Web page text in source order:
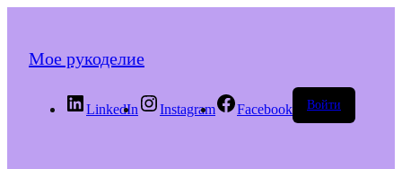
Мое рукоделие
LinkedIn Instagram Facebook Войти